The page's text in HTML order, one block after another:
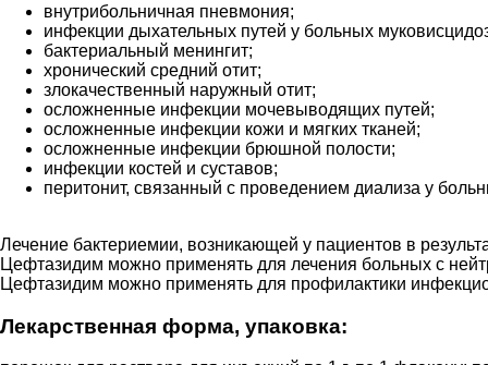
внутрибольничная пневмония;
инфекции дыхательных путей у больных
бактериальный менингит;
хронический средний отит;
злокачественный наружный отит;
осложненные инфекции мочевыводящих путей;
осложненные инфекции кожи и мягких тканей;
осложненные инфекции брюшной полости;
инфекции костей и суставов;
перитонит, связанный с проведением диализа у
Лечение бактериемии, возникающей у пациентов в
Цефтазидим можно применять для лечения больных с
Цефтазидим можно применять для профилактики
Лекарственная форма, упаковка: